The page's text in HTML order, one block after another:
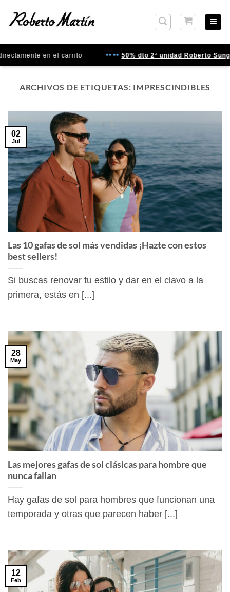
en el carrito 50% dto 2ª unidad Roberto
ARCHIVOS DE ETIQUETAS: IMPRESCINDIBLES
Las 10 gafas de sol más vendidas ¡Hazte con estos
best sellers!
Si buscas renovar tu estilo y dar en el clavo a la
primera, estás en [...]
02
Jul
Las mejores gafas de sol clásicas para hombre que
nunca fallan
Hay gafas de sol para hombres que funcionan una
temporada y otras que parecen haber [...]
28
May
12
Feb